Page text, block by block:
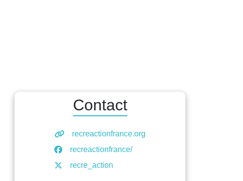
Contact
recreactionfrance.org
recreactionfrance/
recre_action